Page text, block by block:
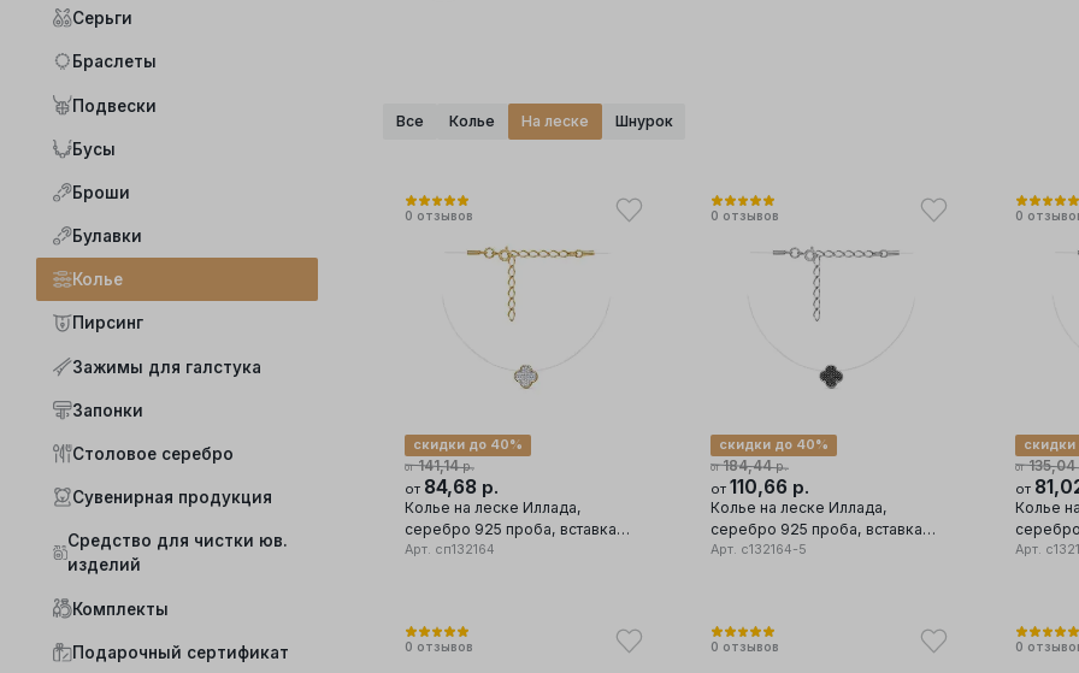
Серьги
Браслеты
Подвески
Бусы
Броши
Булавки
Колье
Пирсинг
Зажимы для галстука
Запонки
Столовое серебро
Сувенирная продукция
Средство для чистки юв.
изделий
Комплекты
Подарочный сертификат
Все Колье На леске Шнурок
0 отзывов
от141,14р.
скидки до 40%
от 84,68 р.
Колье на леске Иллада,
серебро 925 проба, вставка
фианит
Арт. сп132164
0 отзывов
от184,44р.
скидки до 40%
от 110,66 р.
Колье на леске Иллада,
серебро 925 проба, вставка
фианит
Арт. с132164-5
0
от135,04
от
Колье
фианит
Арт.
0 отзывов 0 отзывов 0